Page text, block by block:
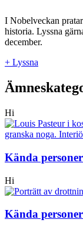
I Nobelveckan
historia. Lyssna
december.
+ Lyssna
Hi
Kända
Hi
Kända